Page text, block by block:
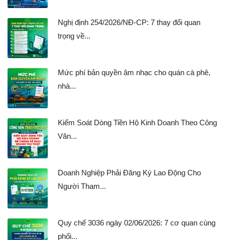
Nghị định 254/2026/NĐ-CP: 7 thay đổi quan
trọng về...
Mức phí bản quyền âm nhạc cho quán cà phê,
nhà...
Kiểm Soát Dòng Tiền Hộ Kinh Doanh Theo Công
Văn...
Doanh Nghiệp Phải Đăng Ký Lao Động Cho
Người Tham...
Quy chế 3036 ngày 02/06/2026: 7 cơ quan cùng
phối...